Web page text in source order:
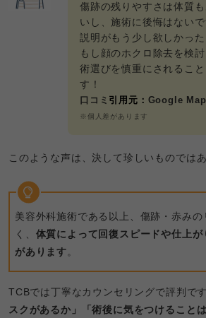
傷跡の残りやすさは体質
いし、施術に後悔はない
説明がもう少し欲しかった
もし顔のホクロ除去を検
術選びを慎重にされるこ
す！
口コミ 引用元： Google
※個人差があります
このような声は、決して珍しいものではあ
美容外科施術である以上、傷跡・赤み
く、 体質によって回復スピードや仕上
があります。
TCBでは丁寧なカウンセリングで評判です
スクがあるか」「術後に気をつけることは